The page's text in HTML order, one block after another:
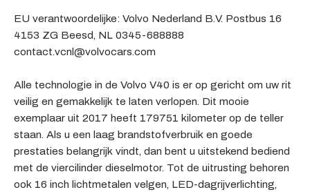
EU verantwoordelijke: Volvo Nederland B.V. Postbus 16
4153 ZG Beesd, NL 0345-688888
contact.vcnl@volvocars.com
Alle technologie in de Volvo V40 is er op gericht om uw rit
veilig en gemakkelijk te laten verlopen. Dit mooie
exemplaar uit 2017 heeft 179751 kilometer op de teller
staan. Als u een laag brandstofverbruik en goede
prestaties belangrijk vindt, dan bent u uitstekend bediend
met de viercilinder dieselmotor. Tot de uitrusting behoren
ook 16 inch lichtmetalen velgen, LED-dagrijverlichting,